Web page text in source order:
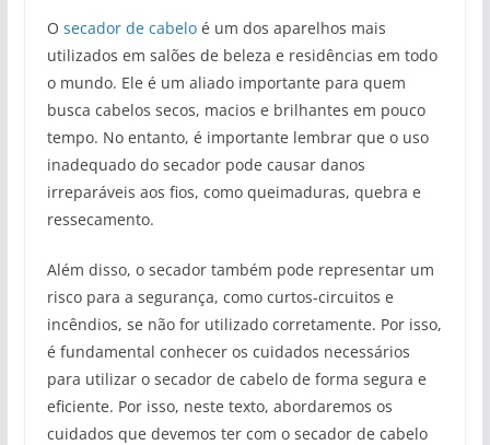
O secador de cabeloé um dos aparelhos mais
utilizados em salões de beleza e residências em todo
o mundo. Ele é um aliado importante para quem
busca cabelos secos, macios e brilhantes em pouco
tempo. No entanto, é importante lembrar que o uso
inadequado do secador pode causar danos
irreparáveis aos fios, como queimaduras, quebra e
ressecamento.
Além disso, o secador também pode representar um
risco para a segurança, como curtos-circuitos e
incêndios, se não for utilizado corretamente. Por isso,
é fundamental conhecer os cuidados necessários
para utilizar o secador de cabelo de forma segura e
eficiente. Por isso, neste texto, abordaremos os
cuidados que devemos ter com o secador de cabelo